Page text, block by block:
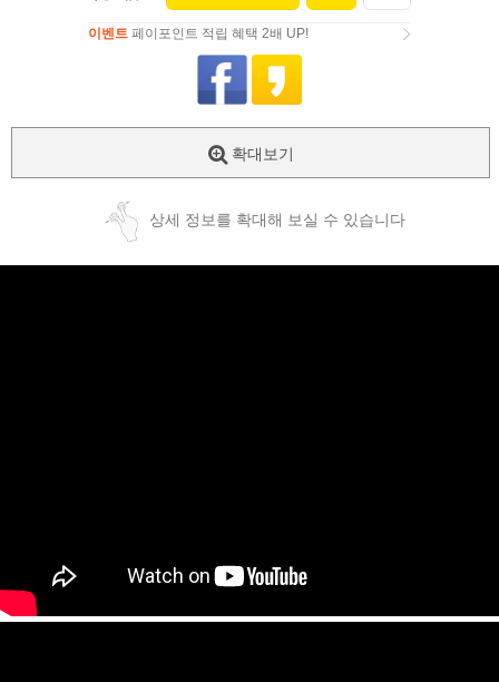
이벤트 페이포인트 적립 혜택 2배 UP!
페이포인트 적립 혜택 2배 UP!
확대보기
상세 정보를 확대해 보실 수 있습니다